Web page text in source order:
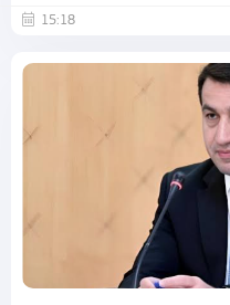
15:18